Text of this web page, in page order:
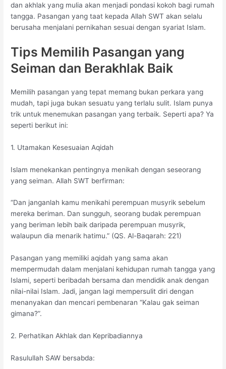
dan akhlak yang mulia akan menjadi pondasi kokoh bagi rumah
tangga. Pasangan yang taat kepada Allah SWT akan selalu
berusaha menjalani pernikahan sesuai dengan syariat Islam.
Tips Memilih Pasangan yang
Seiman dan Berakhlak Baik
Memilih pasangan yang tepat memang bukan perkara yang
mudah, tapi juga bukan sesuatu yang terlalu sulit. Islam punya
trik untuk menemukan pasangan yang terbaik. Seperti apa? Ya
seperti berikut ini:
1. Utamakan Kesesuaian Aqidah
Islam menekankan pentingnya menikah dengan seseorang
yang seiman. Allah SWT berfirman:
“Dan janganlah kamu menikahi perempuan musyrik sebelum
mereka beriman. Dan sungguh, seorang budak perempuan
yang beriman lebih baik daripada perempuan musyrik,
walaupun dia menarik hatimu.” (QS. Al-Baqarah: 221)
Pasangan yang memiliki aqidah yang sama akan
mempermudah dalam menjalani kehidupan rumah tangga yang
Islami, seperti beribadah bersama dan mendidik anak dengan
nilai-nilai Islam. Jadi, jangan lagi mempersulit diri dengan
menanyakan dan mencari pembenaran “Kalau gak seiman
gimana?”.
2. Perhatikan Akhlak dan Kepribadiannya
Rasulullah SAW bersabda: